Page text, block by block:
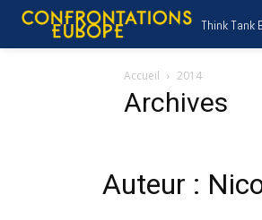
Think Tank
Accueil 2014
Archives
Auteur :